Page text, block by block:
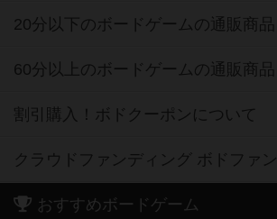
20分以下のボードゲームの通販商品
60分以上のボードゲームの通販商品
割引購入！ボドクーポンについて
クラウドファンディング ボドファン
おすすめボードゲーム